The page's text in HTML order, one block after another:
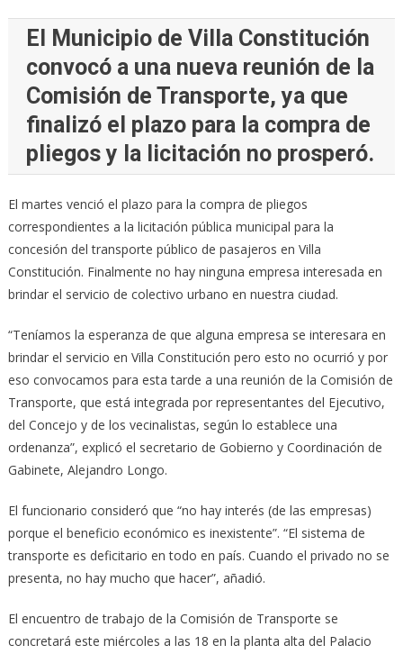
El Municipio de Villa Constitución
convocó a una nueva reunión de la
Comisión de Transporte, ya que
finalizó el plazo para la compra de
pliegos y la licitación no prosperó.
El martes venció el plazo para la compra de pliegos
correspondientes a la licitación pública municipal para la
concesión del transporte público de pasajeros en Villa
Constitución. Finalmente no hay ninguna empresa interesada en
brindar el servicio de colectivo urbano en nuestra ciudad.
“Teníamos la esperanza de que alguna empresa se interesara en
brindar el servicio en Villa Constitución pero esto no ocurrió y por
eso convocamos para esta tarde a una reunión de la Comisión de
Transporte, que está integrada por representantes del Ejecutivo,
del Concejo y de los vecinalistas, según lo establece una
ordenanza”, explicó el secretario de Gobierno y Coordinación de
Gabinete, Alejandro Longo.
El funcionario consideró que “no hay interés (de las empresas)
porque el beneficio económico es inexistente”. “El sistema de
transporte es deficitario en todo en país. Cuando el privado no se
presenta, no hay mucho que hacer”, añadió.
El encuentro de trabajo de la Comisión de Transporte se
concretará este miércoles a las 18 en la planta alta del Palacio